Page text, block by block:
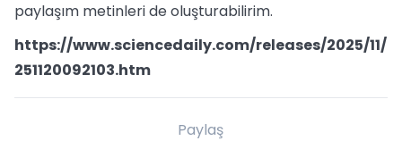
paylaşım metinleri de oluşturabilirim.
https://www.sciencedaily.com/releases/2025/11/
251120092103.htm
Paylaş